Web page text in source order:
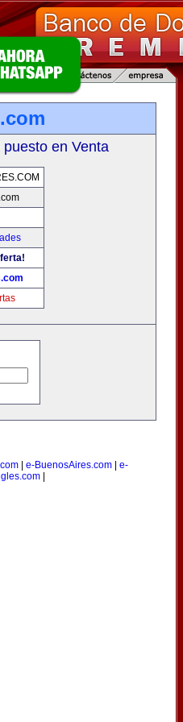
en Venta
| e-BuenosAires.com| e-
|